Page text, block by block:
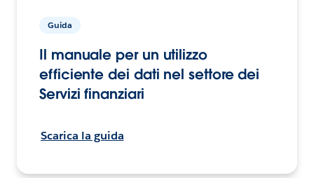
Guida
Il manuale per un utilizzo
efficiente dei dati nel settore dei
Servizi finanziari
Scarica la guida